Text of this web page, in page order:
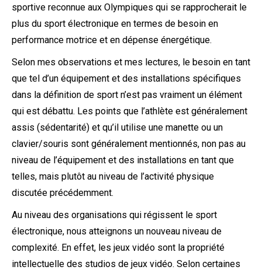
sportive reconnue aux Olympiques qui se rapprocherait le
plus du sport électronique en termes de besoin en
performance motrice et en dépense énergétique.
Selon mes observations et mes lectures, le besoin en tant
que tel d’un équipement et des installations spécifiques
dans la définition de sport n’est pas vraiment un élément
qui est débattu. Les points que l’athlète est généralement
assis (sédentarité) et qu’il utilise une manette ou un
clavier/souris sont généralement mentionnés, non pas au
niveau de l’équipement et des installations en tant que
telles, mais plutôt au niveau de l’activité physique
discutée précédemment.
Au niveau des organisations qui régissent le sport
électronique, nous atteignons un nouveau niveau de
complexité. En effet, les jeux vidéo sont la propriété
intellectuelle des studios de jeux vidéo. Selon certaines